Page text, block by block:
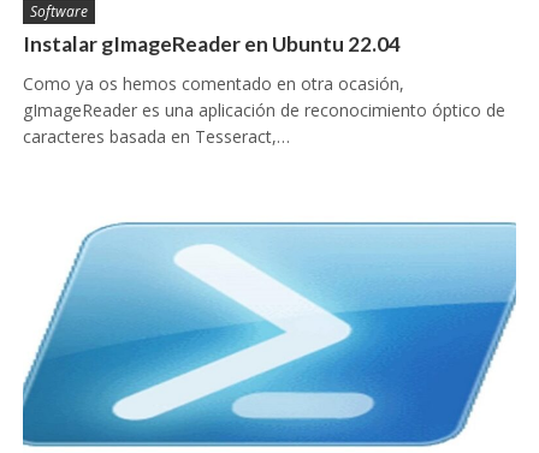
Software
Instalar gImageReader en Ubuntu 22.04
Como ya os hemos comentado en otra ocasión,
gImageReader es una aplicación de reconocimiento óptico de
caracteres basada en Tesseract,…